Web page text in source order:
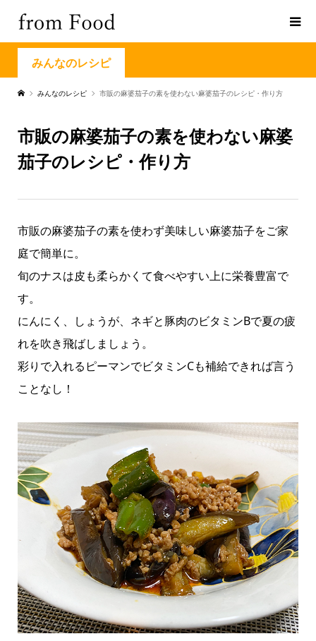
みんなのレシピ
みんなのレシピ 市販の麻婆茄子の素を使わない麻婆茄子のレシピ・作り方
市販の麻婆茄子の素を使わない麻婆
茄子のレシピ・作り方
市販の麻婆茄子の素を使わず美味しい麻婆茄子をご家
庭で簡単に。
旬のナスは皮も柔らかくて食べやすい上に栄養豊富で
す。
にんにく、しょうが、ネギと豚肉のビタミンBで夏の疲
れを吹き飛ばしましょう。
彩りで入れるピーマンでビタミンCも補給できれば言う
ことなし！